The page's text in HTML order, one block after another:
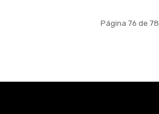
Página 76 de 78